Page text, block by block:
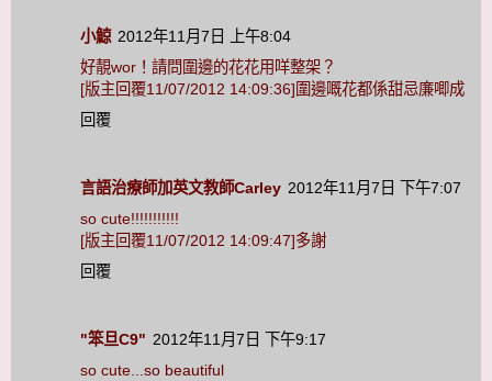
小鯨 2012年11月7日 上午8:04
好靚wor！請問圍邊的花花用咩整架？
[版主回覆11/07/2012 14:09:36]圍邊嘅花都係甜忌廉唧成
回覆
言語治療師加英文教師Carley 2012年11月7日 下午7:07
so cute!!!!!!!!!!!
[版主回覆11/07/2012 14:09:47]多謝
回覆
"笨旦C9" 2012年11月7日 下午9:17
so cute...so beautiful